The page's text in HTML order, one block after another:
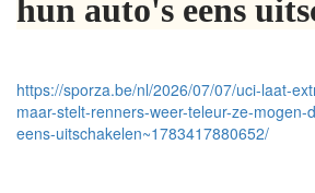
hun auto's eens
https://sporza.be/nl/2026/07/07/uci-laat-
maar-stelt-renners-weer-teleur-ze-
eens-uitschakelen~1783417880652/